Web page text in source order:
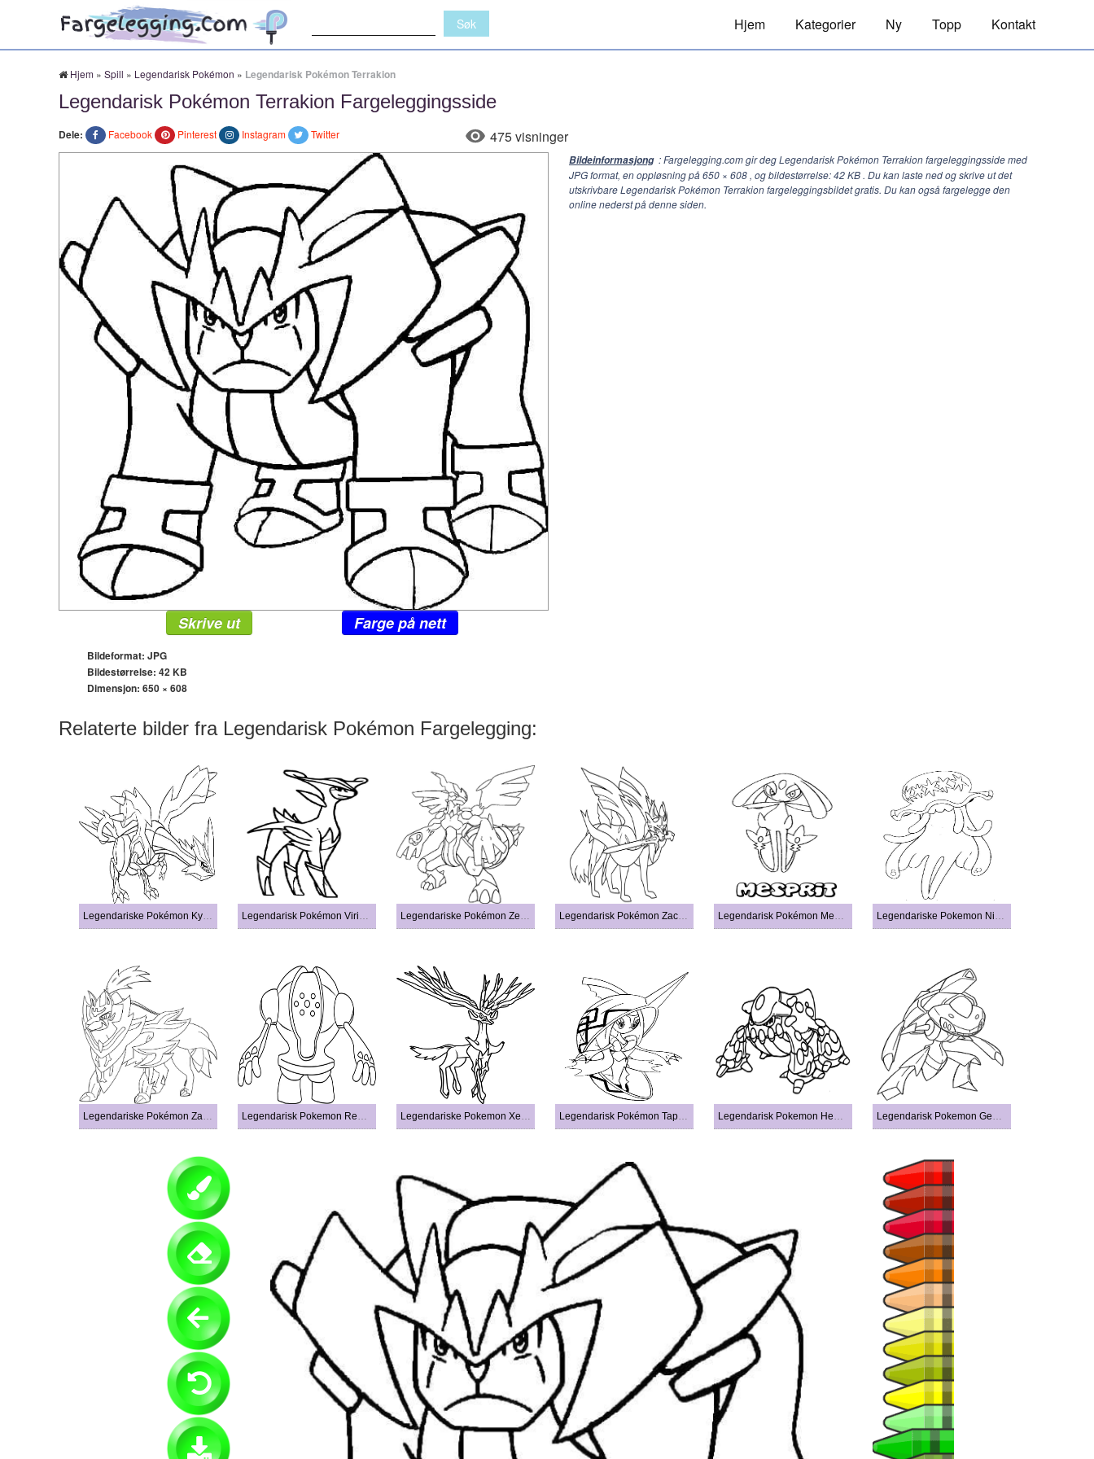
Hjem Kategorier Ny Topp Kontakt
Hjem » Spill » Legendarisk Pokémon » Legendarisk Pokémon Terrakion
Legendarisk Pokémon Terrakion Fargeleggingsside
Dele: Facebook Pinterest Instagram Twitter 475 visninger
Bildeinformasjong : Fargelegging.com gir deg Legendarisk Pokémon Terrakion fargeleggingsside med
JPG format, en oppløsning på650 × 608 , og bildestørrelse: 42 KB . Du kan laste ned og skrive ut det
utskrivbare Legendarisk Pokémon Terrakion fargeleggingsbildet gratis. Du kan også fargelegge den
online nederst på denne siden.
Skrive ut Farge på nett
Bildeformat: JPG
Bildestørrelse: 42 KB
Dimensjon: 650 × 608
Relaterte bilder fra Legendarisk Pokémon Fargelegging:
Legendariske Pokémon Kyurem Legendarisk Pokémon Virizion Legendariske Pokémon Zekrom Legendarisk Pokémon Zacian Legendarisk Pokémon Mesprit Legendariske Pokemon Nihilego
Legendariske Pokémon Zamazenta Legendarisk Pokemon Registeel Legendariske Pokemon Xerneas Legendarisk Pokémon Tapu Fini Legendarisk Pokemon Heatran Legendarisk Pokemon Genesect